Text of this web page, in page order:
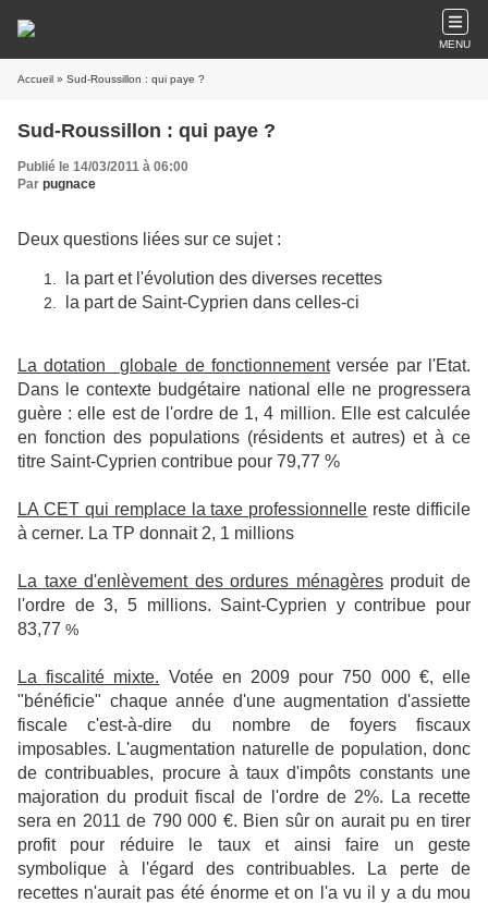
MENU
Accueil » Sud-Roussillon : qui paye ?
Sud-Roussillon : qui paye ?
Publié le 14/03/2011 à 06:00
Par pugnace
Deux questions liées sur ce sujet :
la part et l'évolution des diverses recettes
la part de Saint-Cyprien dans celles-ci
La dotation globale de fonctionnement versée par l'Etat.
Dans le contexte budgétaire national elle ne progressera
guère : elle est de l'ordre de 1, 4 million. Elle est calculée
en fonction des populations (résidents et autres) et à ce
titre Saint-Cyprien contribue pour 79,77 %
LA CET qui remplace la taxe professionnelle reste difficile
à cerner. La TP donnait 2, 1 millions
La taxe d'enlèvement des ordures ménagères produit de
l'ordre de 3, 5 millions. Saint-Cyprien y contribue pour
83,77 %
La fiscalité mixte. Votée en 2009 pour 750 000 €, elle
"bénéficie" chaque année d'une augmentation d'assiette
fiscale c'est-à-dire du nombre de foyers fiscaux
imposables. L'augmentation naturelle de population, donc
de contribuables, procure à taux d'impôts constants une
majoration du produit fiscal de l'ordre de 2%. La recette
sera en 2011 de 790 000 €. Bien sûr on aurait pu en tirer
profit pour réduire le taux et ainsi faire un geste
symbolique à l'égard des contribuables. La perte de
recettes n'aurait pas été énorme et on l'a vu il y a du mou